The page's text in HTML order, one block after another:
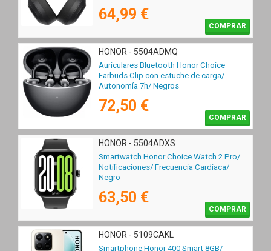
64,99 €
COMPRAR
HONOR - 5504ADMQ
Auriculares Bluetooth Honor Choice
Earbuds Clip con estuche de carga/
Autonomía 7h/ Negros
72,50 €
COMPRAR
HONOR - 5504ADXS
Smartwatch Honor Choice Watch 2 Pro/
Notificaciones/ Frecuencia Cardíaca/
Negro
63,50 €
COMPRAR
HONOR - 5109CAKL
Smartphone Honor 400 Smart 8GB/